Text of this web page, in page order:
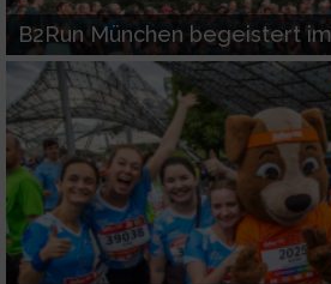
B2Run München begeistert